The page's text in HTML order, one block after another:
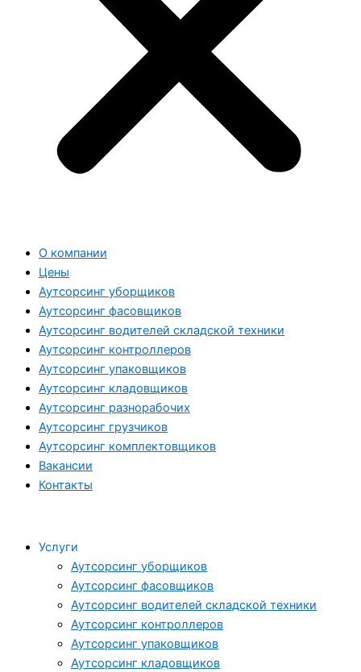
О компании
Цены
Аутсорсинг уборщиков
Аутсорсинг фасовщиков
Аутсорсинг водителей складской техники
Аутсорсинг контроллеров
Аутсорсинг упаковщиков
Аутсорсинг кладовщиков
Аутсорсинг разнорабочих
Аутсорсинг грузчиков
Аутсорсинг комплектовщиков
Вакансии
Контакты
Услуги
Аутсорсинг уборщиков
Аутсорсинг фасовщиков
Аутсорсинг водителей складской техники
Аутсорсинг контроллеров
Аутсорсинг упаковщиков
Аутсорсинг кладовщиков